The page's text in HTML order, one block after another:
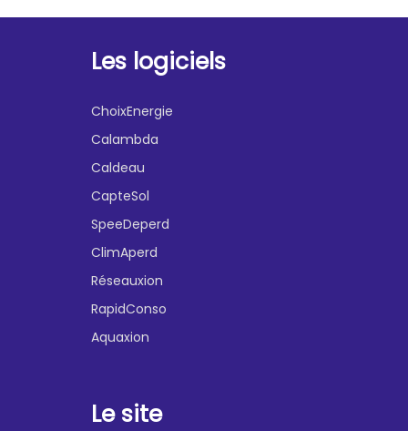
Les logiciels
ChoixEnergie
Calambda
Caldeau
CapteSol
SpeeDeperd
ClimAperd
Réseauxion
RapidConso
Aquaxion
Le site